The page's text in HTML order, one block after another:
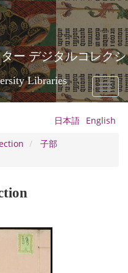
ー デジタルコレクシ
Libraries
Toggle
日本語 English
子部